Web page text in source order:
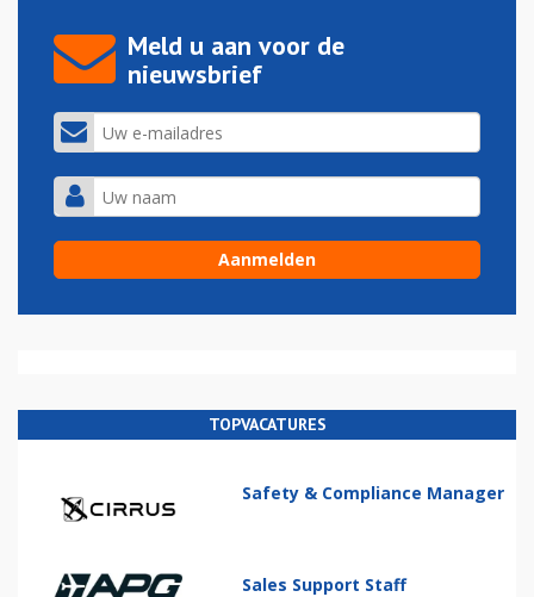
Meld u aan voor de
nieuwsbrief
TOPVACATURES
Safety & Compliance Manager
Sales Support Staff